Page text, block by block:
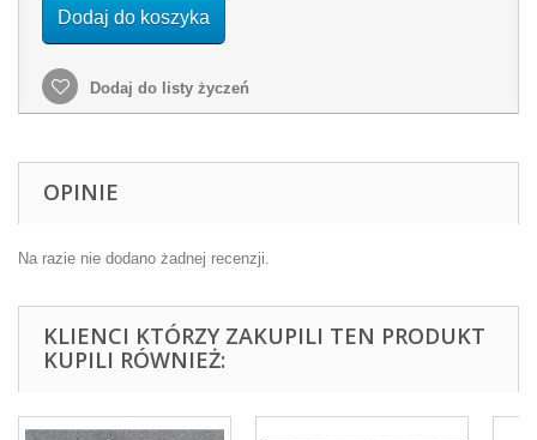
Dodaj do koszyka
Dodaj do listy życzeń
OPINIE
Na razie nie dodano żadnej recenzji.
KLIENCI KTÓRZY ZAKUPILI TEN PRODUKT
KUPILI RÓWNIEŻ: